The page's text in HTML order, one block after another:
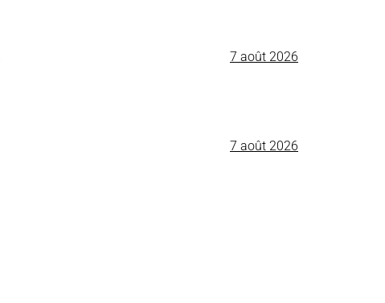
7 août 2026
7 août 2026